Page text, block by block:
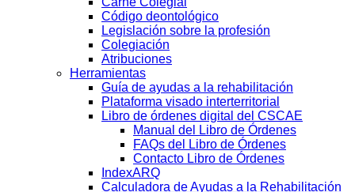
Código deontológico
Legislación sobre la profesión
Colegiación
Atribuciones
Herramientas
Guía de ayudas a la rehabilitación
Plataforma visado interterritorial
Libro de órdenes digital del CSCAE
Manual del Libro de Órdenes
FAQs del Libro de Órdenes
Contacto Libro de Órdenes
IndexARQ
Calculadora de Ayudas a la Rehabilitación